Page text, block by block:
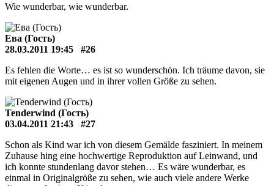
Wie wunderbar, wie wunderbar.
Ева (Гость)
28.03.2011 19:45
#26
Es fehlen die Worte… es ist so wunderschön. Ich träume davon, sie
mit eigenen Augen und in ihrer vollen Größe zu sehen.
Tenderwind (Гость)
03.04.2011 21:43
#27
Schon als Kind war ich von diesem Gemälde fasziniert. In meinem
Zuhause hing eine hochwertige Reproduktion auf Leinwand, und
ich konnte stundenlang davor stehen… Es wäre wunderbar, es
einmal in Originalgröße zu sehen, wie auch viele andere Werke